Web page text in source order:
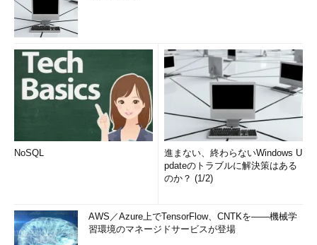
NoSQL
進まない、終わらないWindows U
pdateのトラブルに解決策はある
のか？ (1/2)
AWS／Azure上でTensorFlow、CNTKを――機械学
習環境のマネージドサービスが登場